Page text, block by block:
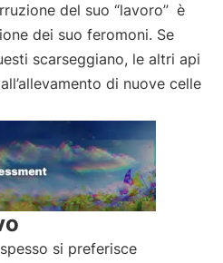
del suo “lavoro” è
dei suo feromoni. Se
scarseggiano, le altri api
di nuove celle
si preferisce